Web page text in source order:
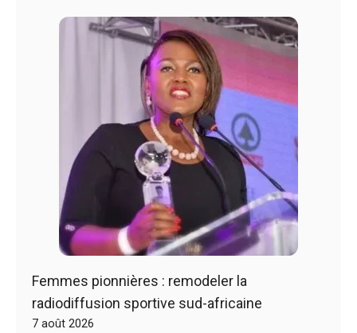
Femmes pionnières : remodeler la
radiodiffusion sportive sud-africaine
7 août 2026